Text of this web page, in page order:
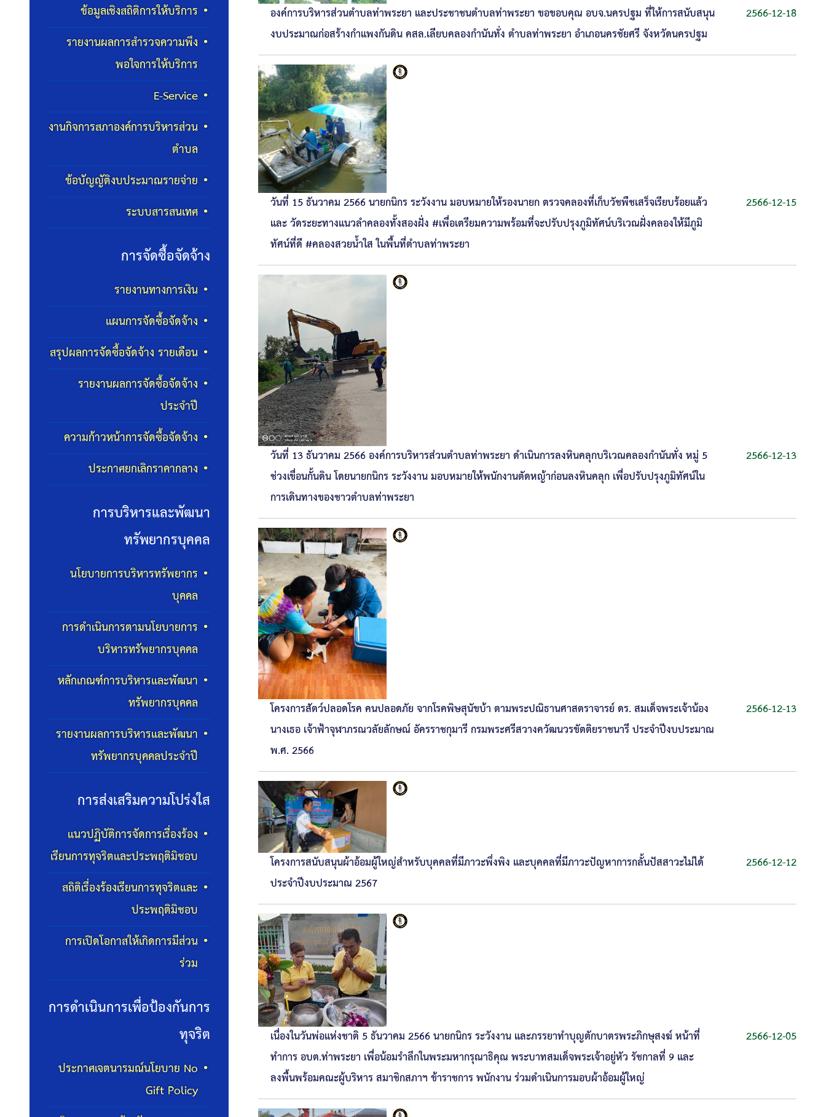
ข้อมูลเชิงสถิติการให้บริการ
รายงานผลการสำรวจความพึง
พอใจการให้บริการ
E-Service
งานกิจการสภาองค์การบริหารส่วน
ตำบล
ข้อบัญญัติงบประมาณรายจ่าย
ระบบสารสนเทศ
การจัดซื้อจัดจ้าง
รายงานทางการเงิน
แผนการจัดซื้อจัดจ้าง
สรุปผลการจัดซื้อจัดจ้าง รายเดือน
รายงานผลการจัดซื้อจัดจ้าง
ประจำปี
ความก้าวหน้าการจัดซื้อจัดจ้าง
ประกาศยกเลิกราคากลาง
การบริหารและพัฒนา
ทรัพยากรบุคคล
นโยบายการบริหารทรัพยากร
บุคคล
การดำเนินการตามนโยบายการ
บริหารทรัพยากรบุคคล
หลักเกณฑ์การบริหารและพัฒนา
ทรัพยากรบุคคล
รายงานผลการบริหารและพัฒนา
ทรัพยากรบุคคลประจำปี
การส่งเสริมความโปร่งใส
แนวปฏิบัติการจัดการเรื่องร้อง
เรียนการทุจริตและประพฤติมิชอบ
สถิติเรื่องร้องเรียนการทุจริตและ
ประพฤติมิชอบ
การเปิดโอกาสให้เกิดการมีส่วน
ร่วม
การดำเนินการเพื่อป้องกันการ
ทุจริต
ประกาศเจตนารมณ์นโยบาย No
Gift Policy
องค์การบริหารส่วนตำบลท่าพระยา และประชาชนตำบลท่าพระยา ขอขอบคุณ อบจ.นครปฐม ที่ให้การสนับสนุน
งบประมาณก่อสร้างกำแพงกันดิน คสล.เลียบคลองกำนันทั่ง ตำบลท่าพระยา อำเภอนครชัยศรี จังหวัดนครปฐม
2566-12-18
วันที่ 15 ธันวาคม 2566 นายกนิกร ระวังงาน มอบหมายให้รองนายก ตรวจคลองที่เก็บวัชพืชเสร็จเรียบร้อยแล้ว
และ วัดระยะทางแนวลำคลองทั้งสองฝั่ง #เพื่อเตรียมความพร้อมที่จะปรับปรุงภูมิทัศน์บริเวณฝั่งคลองให้มีภูมิ
ทัศน์ที่ดี #คลองสวยน้ำใส ในพื้นที่ตำบลท่าพระยา
2566-12-15
วันที่ 13 ธันวาคม 2566 องค์การบริหารส่วนตำบลท่าพระยา ดำเนินการลงหินคลุกบริเวณคลองกำนันทั่ง หมู่ 5
ช่วงเขื่อนกั้นดิน โดยนายกนิกร ระวังงาน มอบหมายให้พนักงานตัดหญ้าก่อนลงหินคลุก เพื่อปรับปรุงภูมิทัศน์ใน
การเดินทางของชาวตำบลท่าพระยา
2566-12-13
โครงการสัตว์ปลอดโรค คนปลอดภัย จากโรคพิษสุนัขบ้า ตามพระปณิธานศาสตราจารย์ ดร. สมเด็จพระเจ้าน้อง
นางเธอ เจ้าฟ้าจุฬาภรณวลัยลักษณ์ อัครราชกุมารี กรมพระศรีสวางควัฒนวรขัตติยราชนารี ประจำปีงบประมาณ
พ.ศ. 2566
2566-12-13
โครงการสนับสนุนผ้าอ้อมผู้ใหญ่สำหรับบุคคลที่มีภาวะพึ่งพิง และบุคคลที่มีภาวะปัญหาการกลั้นปัสสาวะไม่ได้
ประจำปีงบประมาณ 2567
2566-12-12
เนื่องในวันพ่อแห่งชาติ 5 ธันวาคม 2566 นายกนิกร ระวังงาน และภรรยาทำบุญตักบาตรพระภิกษุสงฆ์ หน้าที่
ทำการ อบต.ท่าพระยา เพื่อน้อมรำลึกในพระมหากรุณาธิคุณ พระบาทสมเด็จพระเจ้าอยู่หัว รัชกาลที่ 9 และ
ลงพื้นพร้อมคณะผู้บริหาร สมาชิกสภาฯ ข้าราชการ พนักงาน ร่วมดำเนินการมอบผ้าอ้อมผู้ใหญ่
2566-12-05